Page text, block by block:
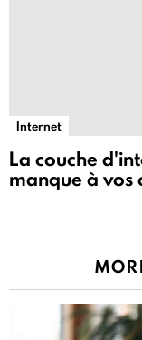
Internet
La couche
manque à vos